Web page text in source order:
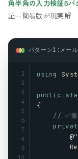
角半角の入力検証5パ
証—簡易版が現実解
1
2
3
4
5
6
7
8
9
using
public
{
// ✅業
        @